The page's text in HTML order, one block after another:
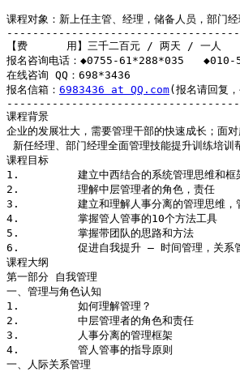
课程对象：新上任主管、经理，储备人员，部门
【费      用】三千二百元 / 两天 / 一人
报名咨询电话：◆0755-61*288*035
在线咨询 QQ：698*3436
报名信箱： 6983436 at QQ.com(报名请回复
课程背景
企业的发展壮大，需要管理干部的快速成长；面
新任经理、部门经理全面管理技能提升训练培
课程目标
1.         建立中西结合的系统管理思维和框
2.         理解中层管理者的角色，责任
3.         建立和理解人事分离的管理思维，
4.         掌握管人管事的10个方法工具
5.         掌握带团队的思路和方法
6.         促进自我提升 – 时间管理，关系管
课程大纲
第一部分 自我管理
一、管理与角色认知
1.         如何理解管理？
2.         中层管理者的角色和责任
3.         人事分离的管理框架
4.         管人管事的指导原则
一、人际关系管理